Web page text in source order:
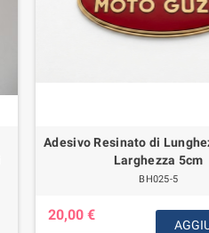
Adesivo Resinato di
Larghezza 5cm
BH025-5
20,00 €